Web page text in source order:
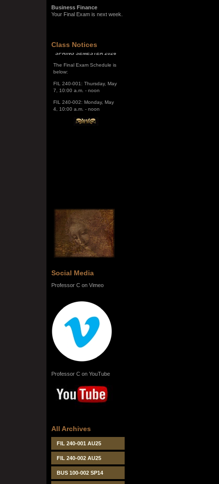
Business Finance
Your Final Exam is next week.
Class Notices
SPRING SEMESTER 2026
The Final Exam Schedule is
FIL 240-001: Thursday, May
FIL 240-002: Monday, May
Social Media
Professor C on Vimeo
Professor C on YouTube
All Archives
FIL 240-001 AU25
FIL 240-002 AU25
BUS 100-002 SP14